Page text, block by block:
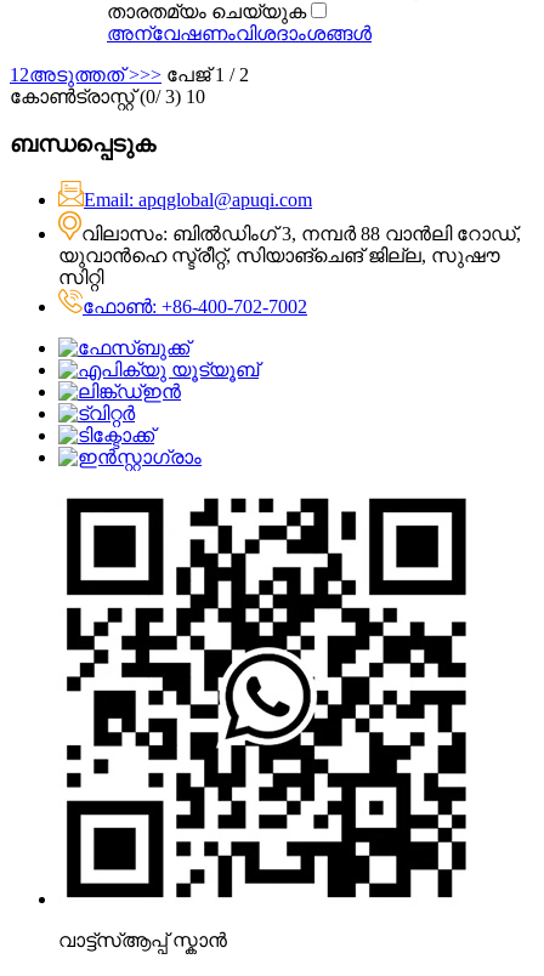
താരതമ്യം ചെയ്യുക
അന്വേഷണംവിശദാംശങ്ങൾ
1 2അടുത്തത് >>> പേജ് 1 / 2
കോൺട്രാസ്റ്റ് (0/ 3) 10
ബന്ധപ്പെടുക
Email: apqglobal@apuqi.com
വിലാസം: ബിൽഡിംഗ് 3, നമ്പർ 88 വാൻലി റോഡ്,
യുവാൻഹെ സ്ട്രീറ്റ്, സിയാങ്‌ചെങ് ജില്ല, സുഷൗ
സിറ്റി
ഫോൺ: +86-400-702-7002
വാട്ട്‌സ്ആപ്പ് സ്കാൻ